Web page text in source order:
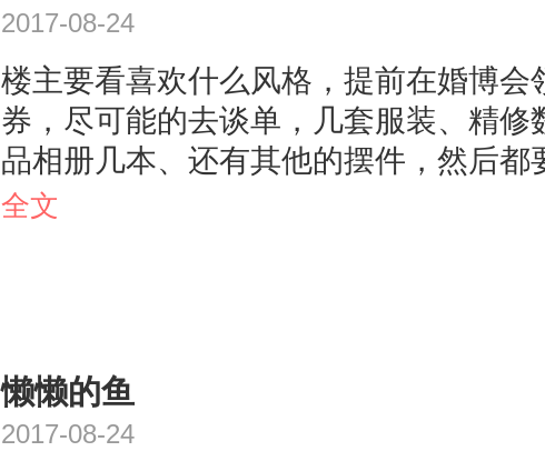
2017-08-24
楼主要看喜欢什么风格，提前在婚博会
券，尽可能的去谈单，几套服装、精修
品相册几本、还有其他的摆件，然后都
同上。在付定金时，记得出示优惠券会
全文
懒懒的鱼
2017-08-24